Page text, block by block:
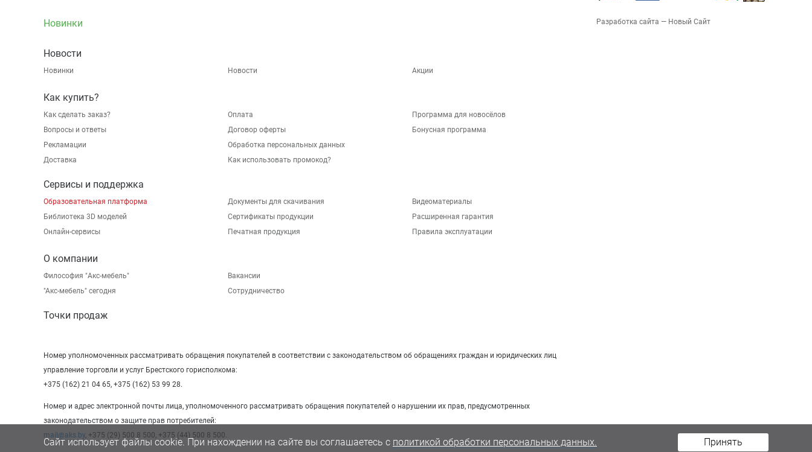
Новинки
Новости
Новинки Новости Акции
Как купить?
Как сделать заказ?
Вопросы и ответы
Рекламации
Доставка
Оплата
Договор оферты
Обработка персональных данных
Как использовать промокод?
Программа для новосёлов
Бонусная программа
Сервисы и поддержка
Образовательная платформа
Библиотека 3D моделей
Онлайн-сервисы
Документы для скачивания
Сертификаты продукции
Печатная продукция
Видеоматериалы
Расширенная гарантия
Правила эксплуатации
О компании
Философия "Акс-мебель"
"Aкс-мебель" сегодня
Вакансии
Сотрудничество
Точки продаж
Номер уполномоченных рассматривать обращения покупателей в соответствии с законодательством об обращениях граждан и юридических лиц
управление торговли и услуг Брестского горисполкома:
+375 (162) 21 04 65, +375 (162) 53 99 28.
Номер и адрес электронной почты лица, уполномоченного рассматривать обращения покупателей о нарушении их прав, предусмотренных
законодательством о защите прав потребителей:
mail@aks.by, +375 (29) 500 8 500, +375 (44) 500 8 500.
Разработка сайта — Новый Сайт
Сайт использует файлы cookie. При нахождении на сайте вы соглашаетесь с политикой обработки персональных данных. Принять